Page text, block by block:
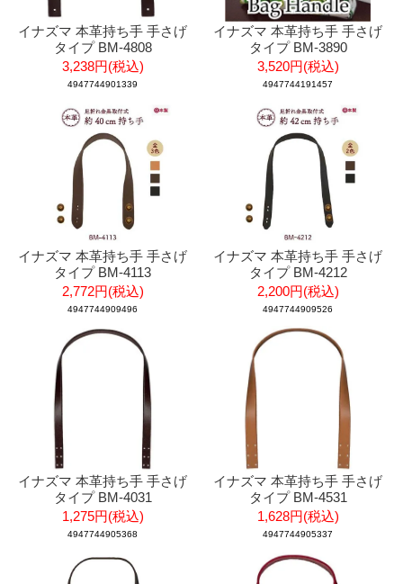
イナズマ 本革持ち手 手さげ
タイプ BM-4808
3,238円(税込)
4947744901339
イナズマ 本革持ち手 手さげ
タイプ BM-3890
3,520円(税込)
4947744191457
イナズマ 本革持ち手 手さげ
タイプ BM-4113
2,772円(税込)
4947744909496
イナズマ 本革持ち手 手さげ
タイプ BM-4212
2,200円(税込)
4947744909526
イナズマ 本革持ち手 手さげ
タイプ BM-4031
1,275円(税込)
4947744905368
イナズマ 本革持ち手 手さげ
タイプ BM-4531
1,628円(税込)
4947744905337